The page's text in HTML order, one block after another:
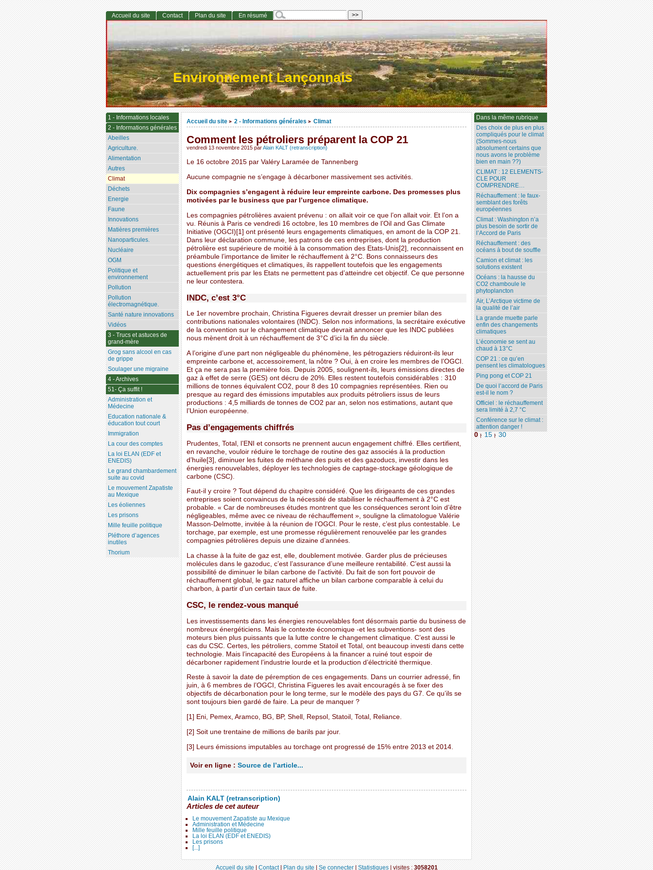
Environnement Lançonnais
Accueil du site > 2 - Informations générales > Climat
Comment les pétroliers préparent la COP 21
vendredi 13 novembre 2015 parAlain KALT (retranscription)
Le 16 octobre 2015 par Valéry Laramée de Tannenberg
Aucune compagnie ne s’engage à décarboner massivement ses activités.
Dix compagnies s’engagent à réduire leur empreinte carbone. Des promesses plus
motivées par le business que par l’urgence climatique.
Les compagnies pétrolières avaient prévenu : on allait voir ce que l’on allait voir. Et l’on a
vu. Réunis à Paris ce vendredi 16 octobre, les 10 membres de l’Oil and Gas Climate
Initiative (OGCI)[1] ont présenté leurs engagements climatiques, en amont de la COP 21.
Dans leur déclaration commune, les patrons de ces entreprises, dont la production
pétrolière est supérieure de moitié à la consommation des Etats-Unis[2], reconnaissent en
préambule l’importance de limiter le réchauffement à 2°C. Bons connaisseurs des
questions énergétiques et climatiques, ils rappellent toutefois que les engagements
actuellement pris par les Etats ne permettent pas d’atteindre cet objectif. Ce que personne
ne leur contestera.
INDC, c’est 3°C
Le 1er novembre prochain, Christina Figueres devrait dresser un premier bilan des
contributions nationales volontaires (INDC). Selon nos informations, la secrétaire exécutive
de la convention sur le changement climatique devrait annoncer que les INDC publiées
nous mènent droit à un réchauffement de 3°C d’ici la fin du siècle.
A l’origine d’une part non négligeable du phénomène, les pétrogaziers réduiront-ils leur
empreinte carbone et, accessoirement, la nôtre ? Oui, à en croire les membres de l’OGCI.
Et ça ne sera pas la première fois. Depuis 2005, soulignent-ils, leurs émissions directes de
gaz à effet de serre (GES) ont décru de 20%. Elles restent toutefois considérables : 310
millions de tonnes équivalent CO2, pour 8 des 10 compagnies représentées. Rien ou
presque au regard des émissions imputables aux produits pétroliers issus de leurs
productions : 4,5 milliards de tonnes de CO2 par an, selon nos estimations, autant que
l’Union européenne.
Pas d’engagements chiffrés
Prudentes, Total, l’ENI et consorts ne prennent aucun engagement chiffré. Elles certifient,
en revanche, vouloir réduire le torchage de routine des gaz associés à la production
d’huile[3], diminuer les fuites de méthane des puits et des gazoducs, investir dans les
énergies renouvelables, déployer les technologies de captage-stockage géologique de
carbone (CSC).
Faut-il y croire ? Tout dépend du chapitre considéré. Que les dirigeants de ces grandes
entreprises soient convaincus de la nécessité de stabiliser le réchauffement à 2°C est
probable. « Car de nombreuses études montrent que les conséquences seront loin d’être
négligeables, même avec ce niveau de réchauffement », souligne la climatologue Valérie
Masson-Delmotte, invitée à la réunion de l’OGCI. Pour le reste, c’est plus contestable. Le
torchage, par exemple, est une promesse régulièrement renouvelée par les grandes
compagnies pétrolières depuis une dizaine d’années.
La chasse à la fuite de gaz est, elle, doublement motivée. Garder plus de précieuses
molécules dans le gazoduc, c’est l’assurance d’une meilleure rentabilité. C’est aussi la
possibilité de diminuer le bilan carbone de l’activité. Du fait de son fort pouvoir de
réchauffement global, le gaz naturel affiche un bilan carbone comparable à celui du
charbon, à partir d’un certain taux de fuite.
CSC, le rendez-vous manqué
Les investissements dans les énergies renouvelables font désormais partie du business de
nombreux énergéticiens. Mais le contexte économique -et les subventions- sont des
moteurs bien plus puissants que la lutte contre le changement climatique. C’est aussi le
cas du CSC. Certes, les pétroliers, comme Statoil et Total, ont beaucoup investi dans cette
technologie. Mais l’incapacité des Européens à la financer a ruiné tout espoir de
décarboner rapidement l’industrie lourde et la production d’électricité thermique.
Reste à savoir la date de péremption de ces engagements. Dans un courrier adressé, fin
juin, à 6 membres de l’OGCI, Christina Figueres les avait encouragés à se fixer des
objectifs de décarbonation pour le long terme, sur le modèle des pays du G7. Ce qu’ils se
sont toujours bien gardé de faire. La peur de manquer ?
[1] Eni, Pemex, Aramco, BG, BP, Shell, Repsol, Statoil, Total, Reliance.
[2] Soit une trentaine de millions de barils par jour.
[3] Leurs émissions imputables au torchage ont progressé de 15% entre 2013 et 2014.
Voir en ligne : Source de l’article...
Alain KALT (retranscription)
Articles de cet auteur
Le mouvement Zapatiste au Mexique
Administration et Médecine
Mille feuille politique
La loi ELAN (EDF et ENEDIS)
Les prisons
[...]
Dans la même rubrique
Des choix de plus en plus
compliqués pour le climat
(Sommes-nous
absolument certains que
nous avons le problème
bien en main ??)
CLIMAT : 12 ELEMENTS-
CLE POUR
COMPRENDRE…
Réchauffement : le faux-
semblant des forêts
européennes
Climat : Washington n’a
plus besoin de sortir de
l’Accord de Paris
Réchauffement : des
océans à bout de souffle
Camion et climat : les
solutions existent
Océans : la hausse du
CO2 chamboule le
phytoplancton
Air, L’Arctique victime de
la qualité de l’air
La grande muette parle
enfin des changements
climatiques
L’économie se sent au
chaud à 13°C
COP 21 : ce qu’en
pensent les climatologues
Ping pong et COP 21
De quoi l’accord de Paris
est-il le nom ?
Officiel : le réchauffement
sera limité à 2,7 °C
Conférence sur le climat :
attention danger !
0 | 15 | 30
Accueil du site Contact Plan du site En résumé
1 - Informations locales
2 - Informations générales
Abeilles
Agriculture.
Alimentation
Autres
Climat
Déchets
Energie
Faune
Innovations
Matières premières
Nanoparticules.
Nucléaire
OGM
Politique et
environnement
Pollution
Pollution
électromagnétique.
Santé nature innovations
Vidéos
3 - Trucs et astuces de
grand-mère
Grog sans alcool en cas
de grippe
Soulager une migraine
4 - Archives
51- Ça suffit !
Administration et
Médecine
Education nationale &
éducation tout court
Immigration
La cour des comptes
La loi ELAN (EDF et
ENEDIS)
Le grand chambardement
suite au covid
Le mouvement Zapatiste
au Mexique
Les éoliennes
Les prisons
Mille feuille politique
Pléthore d’agences
inutiles
Thorium
Accueil du site|Contact|Plan du site|Se connecter|Statistiques|visites :3058201